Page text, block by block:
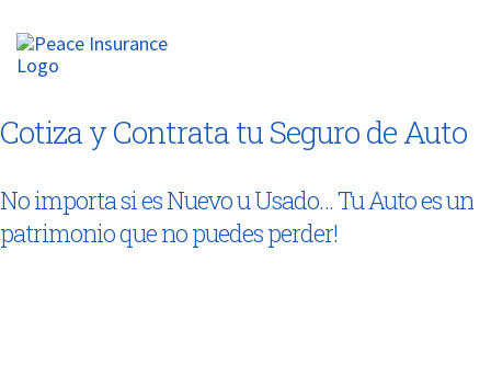
Cotiza y Contrata tu Seguro de Auto
No importa si es Nuevo u Usado… Tu Auto es un
patrimonio que no puedes perder!